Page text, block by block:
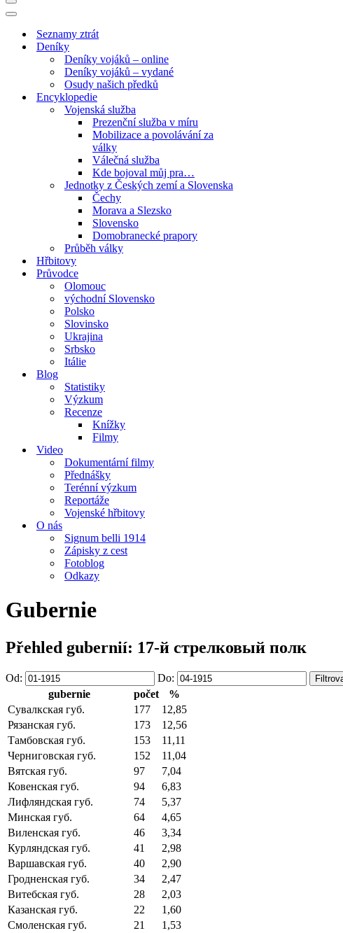
Navigační
menu
Navigační
Seznamy ztrát
Deníky
Deníky vojáků – online
Deníky vojáků – vydané
Osudy našich předků
Encyklopedie
Vojenská služba
Prezenční služba v míru
Mobilizace a povolávání za
války
Válečná služba
Kde bojoval můj pra…
Jednotky z Českých zemí a Slovenska
Čechy
Morava a Slezsko
Slovensko
Domobranecké prapory
Průběh války
Hřbitovy
Průvodce
Olomouc
východní Slovensko
Polsko
Slovinsko
Ukrajina
Srbsko
Itálie
Blog
Statistiky
Výzkum
Recenze
Knížky
Filmy
Video
Dokumentární filmy
Přednášky
Terénní výzkum
Reportáže
Vojenské hřbitovy
O nás
Signum belli 1914
Zápisky z cest
Fotoblog
Odkazy
Gubernie
Přehled gubernií: 17-й стрелковый полк
Od: Do:
gubernie
počet
%
Сувалкская губ.
177
12,85
Рязанская губ.
173
12,56
Тамбовская губ.
153
11,11
Черниговская губ.
152
11,04
Вятская губ.
97
7,04
Ковенская губ.
94
6,83
Лифляндская губ.
74
5,37
Минская губ.
64
4,65
Виленская губ.
46
3,34
Курляндская губ.
41
2,98
Варшавская губ.
40
2,90
Гродненская губ.
34
2,47
Витебская губ.
28
2,03
Казанская губ.
22
1,60
Смоленская губ.
21
1,53